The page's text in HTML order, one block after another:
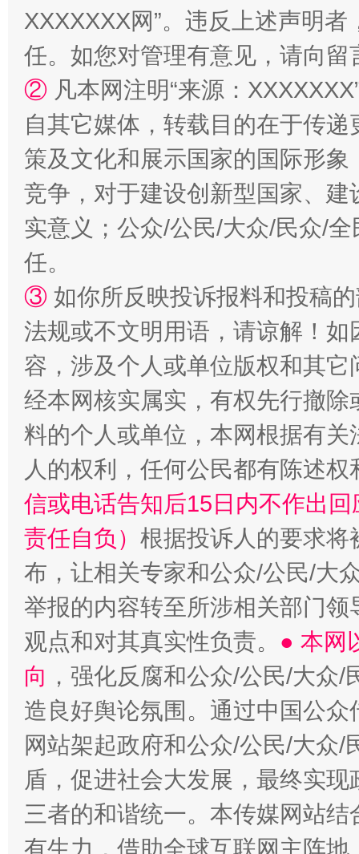
国家大学科技园优化重塑工作
扯下公款旅游的“隐身衣” 如何以
“蜀中异人”王建安的艺术幻境
XXXXXXX网”。违反上述声明
任。如您对管理有意见，请向
② 凡本网注明“来源：
自其它媒体，转载目的在于传
策及文化和展示国家的国际形
竞争，对于建设创新型国家、
实意义；公众/公民/大众/民众/
任。
③ 如你所反映投诉报料和投稿
法规或不文明用语，请谅解！
容，涉及个人或单位版权和其它
经本网核实属实，有权先行撤
料的个人或单位，本网根据有
人的权利，任何公民都有陈述
信或电话告知后15日内不作出
责任自负） 根据投诉人的要求将
布，让相关专家和公众/公民/大
举报的内容转至所涉相关部门
观点和对其真实性负责。 ● 本网
向 ，强化反腐和公众/公民/大众
造良好舆论氛围。通过中国公
网站架起政府和公众/公民/大众
盾，促进社会大发展，最终实
三者的和谐统一。本传媒网站
有生力，借助全球互联网主阵